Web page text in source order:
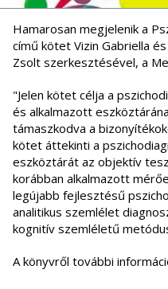
Hamarosan megjelenik a
című kötet Vizin Gabriella
Zsolt szerkesztésével, a
"Jelen kötet célja a
és alkalmazott
támaszkodva a
kötet áttekinti a
eszköztárát az objektív
korábban alkalmazott
legújabb fejlesztésű
analitikus szemlélet
kognitív szemléletű
A könyvről további